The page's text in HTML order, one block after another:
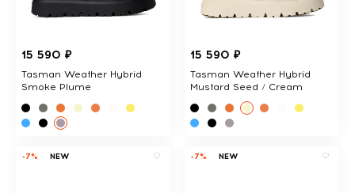
15 590 ₽
Tasman Weather Hybrid
Smoke Plume
15 590 ₽
Tasman Weather Hybrid
Mustard Seed / Cream
-7% NEW -7% NEW